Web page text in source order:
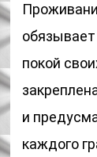
покой
и
каждого